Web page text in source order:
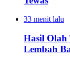
33 menit lalu
Hasil Olah
Lembah